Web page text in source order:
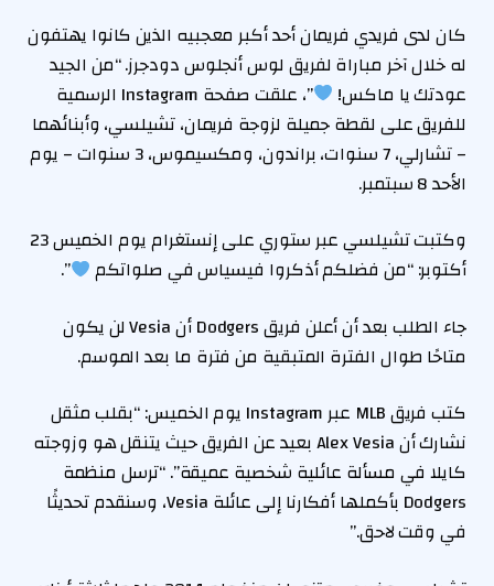
كان لدى فريدي فريمان أحد أكبر معجبيه الذين كانوا يهتفون
له خلال آخر مباراة لفريق لوس أنجلوس دودجرز. “من الجيد
عودتك يا ماكس!
”، علقت صفحة Instagram الرسمية
للفريق على لقطة جميلة لزوجة فريمان، تشيلسي، وأبنائهما
– تشارلي، 7 سنوات، براندون، ومكسيموس، 3 سنوات – يوم
الأحد 8 سبتمبر.
وكتبت تشيلسي عبر ستوري على إنستغرام يوم الخميس 23
أكتوبر: “من فضلكم أذكروا فيسياس في صلواتكم
”.
جاء الطلب بعد أن أعلن فريق Dodgers أن Vesia لن يكون
متاحًا طوال الفترة المتبقية من فترة ما بعد الموسم.
كتب فريق MLB عبر Instagram يوم الخميس: “بقلب مثقل
نشارك أن Alex Vesia بعيد عن الفريق حيث يتنقل هو وزوجته
كايلا في مسألة عائلية شخصية عميقة”. “ترسل منظمة
Dodgers بأكملها أفكارنا إلى عائلة Vesia، وسنقدم تحديثًا
في وقت لاحق.”